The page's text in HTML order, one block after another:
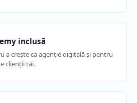
inclusă
a crește ca agenție digitală și pentru
clienții tăi.